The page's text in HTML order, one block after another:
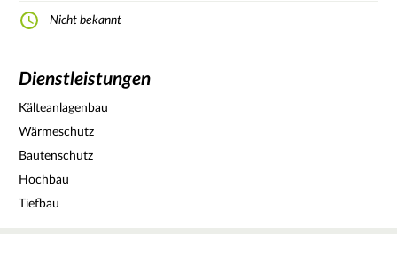
Nicht bekannt
Dienstleistungen
Kälteanlagenbau
Wärmeschutz
Bautenschutz
Hochbau
Tiefbau